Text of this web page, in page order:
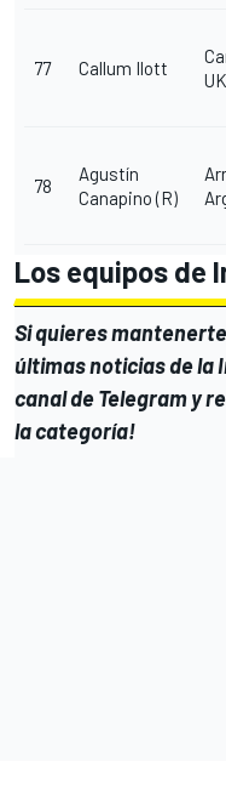
77 Callum Ilott
UK
78
Agustín
Canapino (R)
Los equipos de
Si quieres
últimas noticias de la
canal de Telegramy
la categoría!